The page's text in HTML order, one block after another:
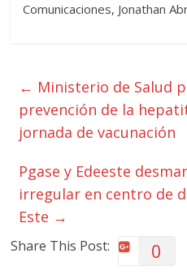
Comunicaciones, Jonathan
← Ministerio de Salud
prevención de la
jornada de vacunación
Pgase y Edeeste
irregular en centro de
Este →
Share This Post: 0